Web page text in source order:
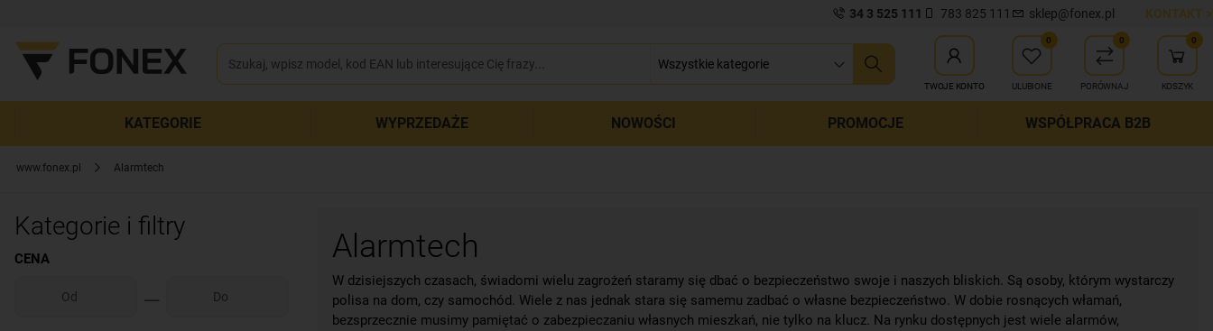
34 3 525 111 783 825 111 sklep@fonex.pl KONTAKT >
zamknij wyszukiwanie
TWOJE KONTO
0
ULUBIONE
0
PORÓWNAJ
0
KOSZYK
KATEGORIE WYPRZEDAŻE NOWOŚCI PROMOCJE WSPÓŁPRACA B2B
www.fonex.pl Alarmtech
Kategorie i filtry
CENA Alarmtech
W dzisiejszych czasach, świadomi wielu zagrożeń staramy się dbać o bezpieczeństwo swoje i naszych bliskich. Są osoby, którym wystarczy
polisa na dom, czy samochód. Wiele z nas jednak stara się samemu zadbać o własne bezpieczeństwo. W dobie rosnących włamań,
bezsprzecznie musimy pamiętać o zabezpieczaniu własnych mieszkań, nie tylko na klucz. Na rynku dostępnych jest wiele alarmów,